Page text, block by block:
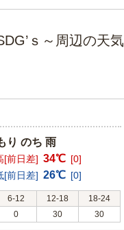
ｓ～周辺の天気
り のち 雨
[前日差] 34℃ [0]
[前日差] 26℃ [0]
6-12 12-18
18-24
0 30 30